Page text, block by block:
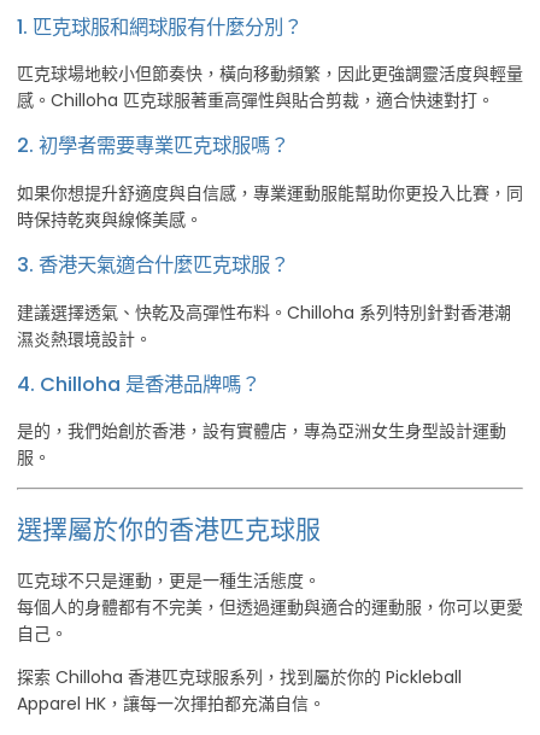
1. 匹克球服和網球服有什麼分別？
匹克球場地較小但節奏快，橫向移動頻繁，因此更強調靈活度與輕量
感。Chilloha 匹克球服著重高彈性與貼合剪裁，適合快速對打。
2. 初學者需要專業匹克球服嗎？
如果你想提升舒適度與自信感，專業運動服能幫助你更投入比賽，同
時保持乾爽與線條美感。
3. 香港天氣適合什麼匹克球服？
建議選擇透氣、快乾及高彈性布料。Chilloha 系列特別針對香港潮
濕炎熱環境設計。
4. Chilloha 是香港品牌嗎？
是的，我們始創於香港，設有實體店，專為亞洲女生身型設計運動
服。
選擇屬於你的香港匹克球服
匹克球不只是運動，更是一種生活態度。
每個人的身體都有不完美，但透過運動與適合的運動服，你可以更愛
自己。
探索 Chilloha 香港匹克球服系列，找到屬於你的 Pickleball
Apparel HK，讓每一次揮拍都充滿自信。